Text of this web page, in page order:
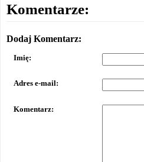
Komentarze:
Dodaj Komentarz:
Imię:
Adres e-mail:
Komentarz: